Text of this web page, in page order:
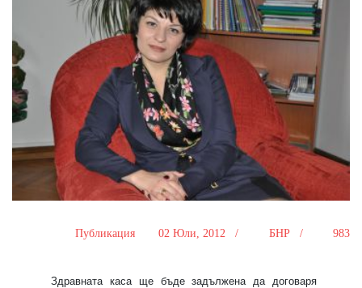
Публикация 02 Юли, 2012 / БНР / 983
Здравната каса ще бъде задължена да договаря